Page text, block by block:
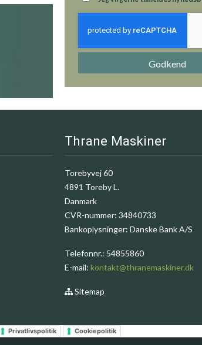
Godkend
Thrane Maskiner
Torebyvej 60
4891 Toreby L.
Danmark
CVR-nummer: 34840733
Bankoplysninger: Danske Bank A/S
Telefonnr.: 54855860
E-mail: kontakt@thranemaskiner.dk
Sitemap
Privatlivspolitik Cookiepolitik